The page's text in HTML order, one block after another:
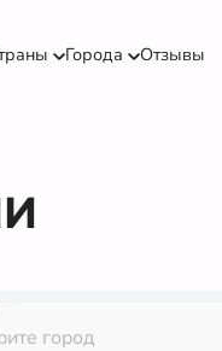
Города Отзывы